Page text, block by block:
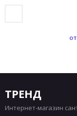
ТРЕНД
Интернет-магазин